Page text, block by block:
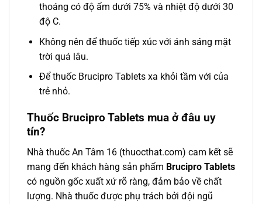
thoáng có độ ẩm dưới 75% và nhiệt độ dưới 30
độ C.
Không nên để thuốc tiếp xúc với ánh sáng mặt
trời quá lâu.
Để thuốc Brucipro Tablets xa khỏi tầm với của
trẻ nhỏ.
Thuốc Brucipro Tablets mua ở đâu uy
tín?
Nhà thuốc An Tâm 16 (thuocthat.com) cam kết sẽ
mang đến khách hàng sản phẩm Brucipro Tablets
có nguồn gốc xuất xứ rõ ràng, đảm bảo về chất
lượng. Nhà thuốc được phụ trách bởi đội ngũ